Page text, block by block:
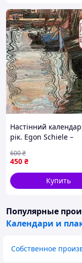
Настінний
рік. Egon Schiele –
450 ₴
600₴
Купить
Популярные
Календари и
Собственное